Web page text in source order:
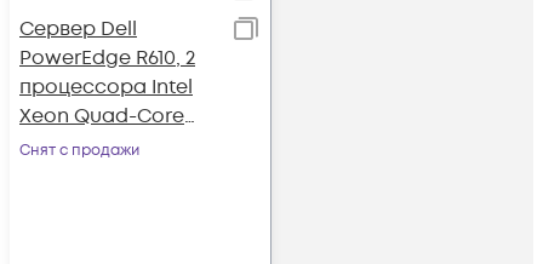
Сервер Dell
PowerEdge R610, 2
процессора Intel
Xeon Quad-Core
E5620 2.4GHz, 24GB
Снят с продажи